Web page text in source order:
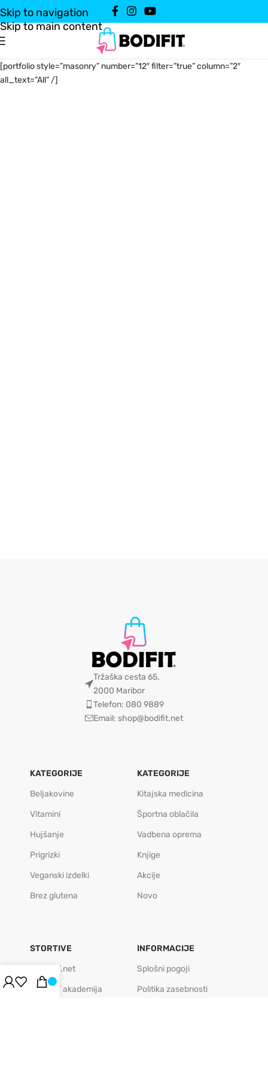
Skip to navigation
Skip to main content
[portfolio style=”masonry” number=”12″ filter=”true” column=”2″
all_text=”All” /]
Tržaška cesta 65,
2000 Maribor
Telefon: 080 9889
Email: shop@bodifit.net
KATEGORIJE
Beljakovine
Vitamini
Hujšanje
Prigrizki
Veganski izdelki
Brez glutena
KATEGORIJE
Kitajska medicina
Športna oblačila
Vadbena oprema
Knjige
Akcije
Novo
STORTIVE
BODIFIT.net
BODIFIT akademija
INFORMACIJE
Splošni pogoji
Politika zasebnosti